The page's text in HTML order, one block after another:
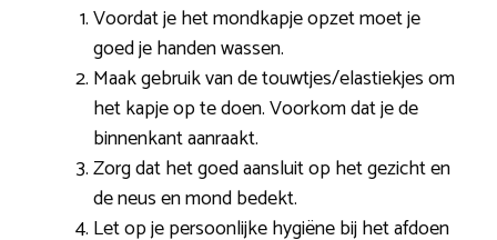
Voordat je het mondkapje opzet moet je
goed je handen wassen.
Maak gebruik van de touwtjes/elastiekjes om
het kapje op te doen. Voorkom dat je de
binnenkant aanraakt.
Zorg dat het goed aansluit op het gezicht en
de neus en mond bedekt.
Let op je persoonlijke hygiëne bij het afdoen